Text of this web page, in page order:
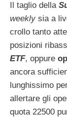
Il taglio della
weekly sia a
crollo tanto
posizioni
ETF, oppure
ancora
lunghissimo
allertare gli
quota 22500